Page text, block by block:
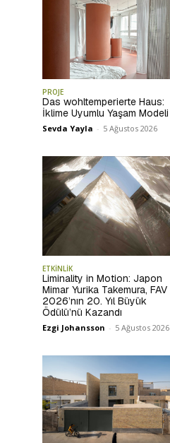
PROJE
Das wohltemperierte Haus:
İklime Uyumlu Yaşam Modeli
Sevda Yayla - 5 Ağustos 2026
ETKİNLİK
Liminality in Motion: Japon
Mimar Yurika Takemura, FAV
2026’nın 20. Yıl Büyük
Ödülü’nü Kazandı
Ezgi Johansson - 5 Ağustos 2026